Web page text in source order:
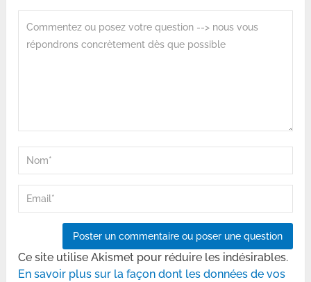
Ce site utilise Akismet pour réduire les indésirables.
En savoir plus sur la façon dont les données de vos